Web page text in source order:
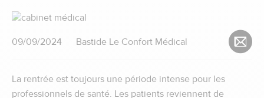
09/09/2024 Bastide Le Confort Médical
La rentrée est toujours une période intense pour les
professionnels de santé. Les patients reviennent de